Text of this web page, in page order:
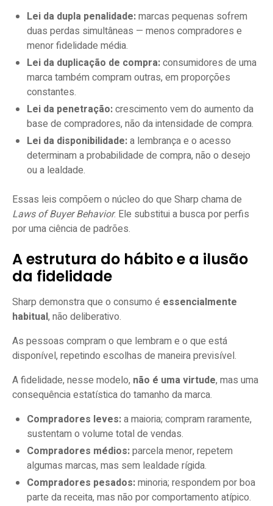
Lei da dupla penalidade:marcas pequenas sofrem
duas perdas simultâneas — menos compradores e
menor fidelidade média.
Lei da duplicação de compra:consumidores de uma
marca também compram outras, em proporções
constantes.
Lei da penetração:crescimento vem do aumento da
base de compradores, não da intensidade de compra.
Lei da disponibilidade:a lembrança e o acesso
determinam a probabilidade de compra, não o desejo
ou a lealdade.
Essas leis compõem o núcleo do que Sharp chama de
Laws of Buyer Behavior. Ele substitui a busca por perfis
por uma ciência de padrões.
A estrutura do hábito e a ilusão
da fidelidade
Sharp demonstra que o consumo é essencialmente
habitual, não deliberativo.
As pessoas compram o que lembram e o que está
disponível, repetindo escolhas de maneira previsível.
A fidelidade, nesse modelo, não é uma virtude, mas uma
consequência estatística do tamanho da marca.
Compradores leves:a maioria; compram raramente,
sustentam o volume total de vendas.
Compradores médios:parcela menor, repetem
algumas marcas, mas sem lealdade rígida.
Compradores pesados:minoria; respondem por boa
parte da receita, mas não por comportamento atípico.